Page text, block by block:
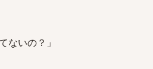
ないの？」